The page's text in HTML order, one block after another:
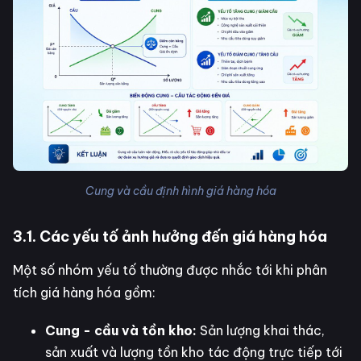
Cung và cầu định hình giá hàng hóa
3.1. Các yếu tố ảnh hưởng đến giá hàng hóa
Một số nhóm yếu tố thường được nhắc tới khi phân
tích giá hàng hóa gồm:
Cung - cầu và tồn kho: Sản lượng khai thác,
sản xuất và lượng tồn kho tác động trực tiếp tới